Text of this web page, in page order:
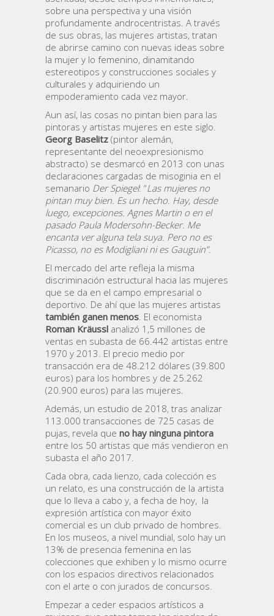
sobre una perspectiva y una visión
profundamente androcentristas. A través
de sus obras, las mujeres artistas, tratan
de abrirse camino con nuevas ideas sobre
la mujer y lo femenino, dinamitando
estereotipos y construcciones sociales y
culturales y adquiriendo un
empoderamiento cada vez mayor.
Aun así, las cosas no pintan bien para las
pintoras y artistas mujeres en este siglo.
Georg Baselitz (pintor alemán,
representante del neoexpresionismo
abstracto) se desmarcó en 2013 con unas
declaraciones cargadas de misoginia en el
semanario Der Spiegel: “Las mujeres no
pintan muy bien. Es un hecho. Hay, desde
luego, excepciones. Agnes Martin o en el
pasado Paula Modersohn-Becker. Me
encanta ver alguna tela suya. Pero no es
Picasso, no es Modigliani ni es Gauguin”.
El mercado del arte refleja la misma
discriminación estructural hacia las mujeres
que se da en el campo empresarial o
deportivo. De ahí que las mujeres artistas
también ganen menos. El economista
Roman Kräussl analizó 1,5 millones de
ventas en subasta de 66.442 artistas entre
1970 y 2013. El precio medio por
transacción era de 48.212 dólares (39.800
euros) para los hombres y de 25.262
(20.900 euros) para las mujeres.
Además, un estudio de 2018, tras analizar
113.000 transacciones de 725 casas de
pujas, revela que no hay ninguna pintora
entre los 50 artistas que más vendieron en
subasta el año 2017.
Cada obra, cada lienzo, cada colección es
un relato, es una construcción de la artista
que lo lleva a cabo y, a fecha de hoy, la
expresión artística con mayor éxito
comercial es un club privado de hombres.
En los museos, a nivel mundial, solo hay un
13% de presencia femenina en las
colecciones que exhiben y lo mismo ocurre
con los espacios directivos relacionados
con el arte o con jurados de concursos.
Empezar a ceder espacios artísticos a